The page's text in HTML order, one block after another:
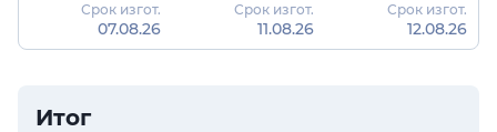
Срок изгот.
07.08.26
Срок изгот.
11.08.26
Срок изгот.
12.08.26
Итог